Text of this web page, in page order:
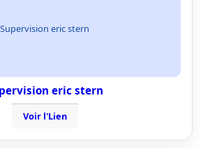
Supervision eric stern
eric stern
Voir l'Lien